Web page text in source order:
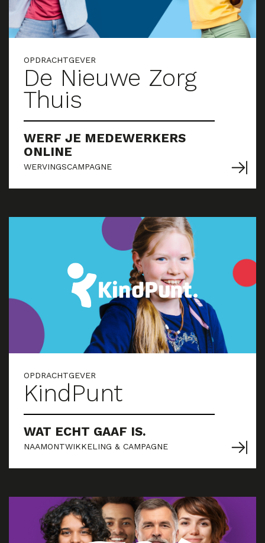
OPDRACHTGEVER
De Nieuwe Zorg
Thuis
WERF JE MEDEWERKERS
ONLINE
WERVINGSCAMPAGNE
OPDRACHTGEVER
KindPunt
WAT ECHT GAAF IS.
NAAMONTWIKKELING & CAMPAGNE